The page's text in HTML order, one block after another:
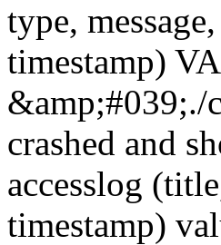
type,
timestamp)
&amp;#039;./
crashed and
accesslog
timestamp)